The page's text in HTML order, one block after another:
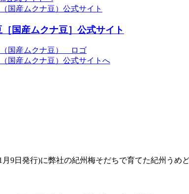
国産ムクナ豆］公式サイト
月9日発行)に弊社の紀州梅そだちで育てた紀州うめ